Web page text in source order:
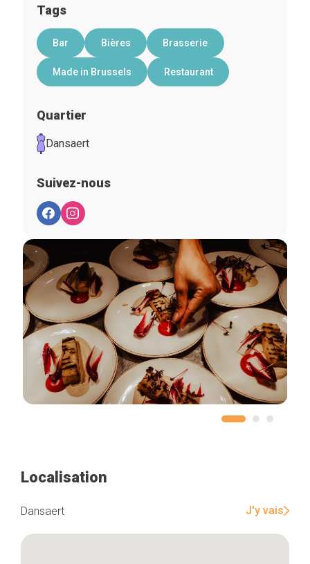
Tags
Bar Bières Brasserie
Made in Brussels Restaurant
Quartier
Dansaert
Suivez-nous
Localisation
Dansaert J'y vais